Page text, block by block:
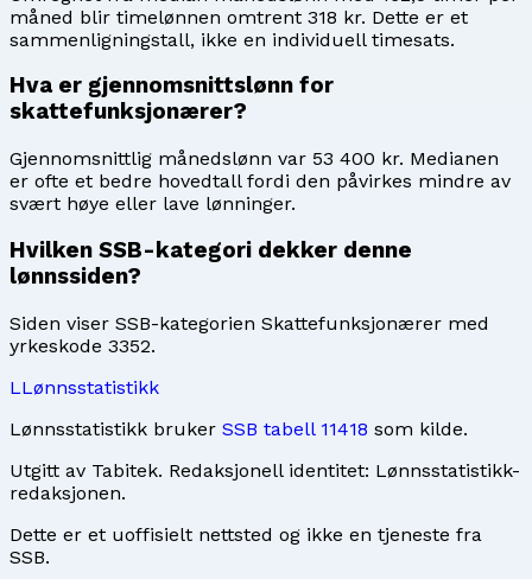
måned blir timelønnen omtrent 318 kr. Dette er et
sammenligningstall, ikke en individuell timesats.
Hva er gjennomsnittslønn for
skattefunksjonærer?
Gjennomsnittlig månedslønn var 53 400 kr. Medianen
er ofte et bedre hovedtall fordi den påvirkes mindre av
svært høye eller lave lønninger.
Hvilken SSB-kategori dekker denne
lønnssiden?
Siden viser SSB-kategorien Skattefunksjonærer med
yrkeskode 3352.
LLønnsstatistikk
Lønnsstatistikk bruker SSB tabell 11418 som kilde.
Utgitt av Tabitek. Redaksjonell identitet: Lønnsstatistikk-
redaksjonen.
Dette er et uoffisielt nettsted og ikke en tjeneste fra
SSB.